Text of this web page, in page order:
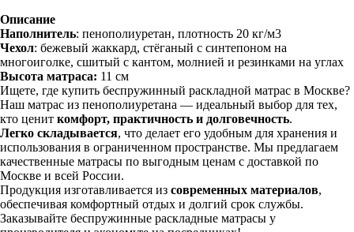
Описание
Наполнитель: пенополиуретан, плотность 20 кг/м3
Чехол: бежевый жаккард, стёганый с синтепоном на
многоиголке, сшитый с кантом, молнией и резинками на углах
Высота матраса: 11 см
Ищете, где купить беспружинный раскладной матрас в Москве?
Наш матрас из пенополиуретана — идеальный выбор для тех,
кто ценит комфорт, практичность и долговечность.
Легко складывается, что делает его удобным для хранения и
использования в ограниченном пространстве. Мы предлагаем
качественные матрасы по выгодным ценам с доставкой по
Москве и всей России.
Продукция изготавливается из современных материалов,
обеспечивая комфортный отдых и долгий срок службы.
Заказывайте беспружинные раскладные матрасы у